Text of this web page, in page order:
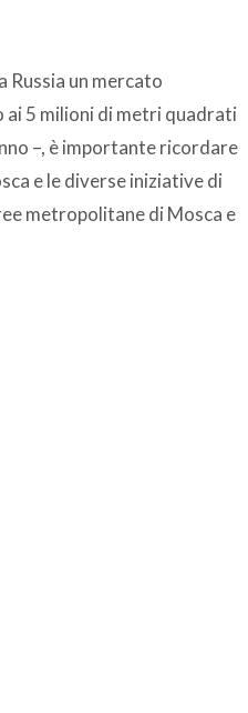
Russia un mercato
5 milioni di metri quadrati
–, è importante ricordare
e le diverse iniziative di
metropolitane di Mosca e